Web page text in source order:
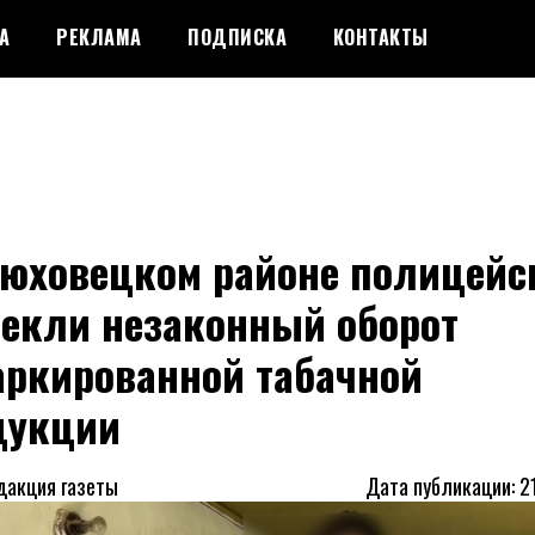
РЕКЛАМА ПОДПИСКА КОНТАКТЫ
районе
незаконный оборот
табачной
газеты Дата публикации: